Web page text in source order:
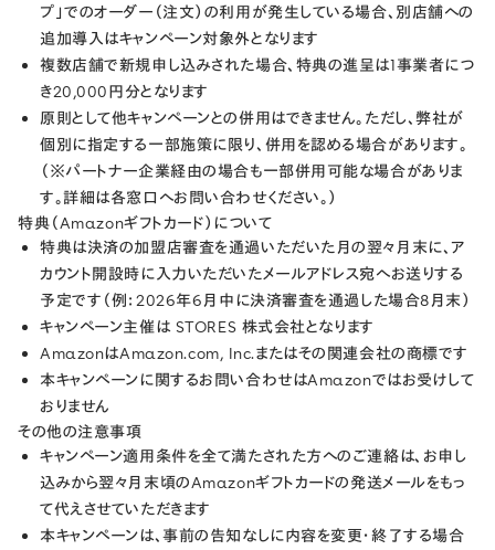
プ」でのオーダー（注文）の利用が発生している場合、別店舗への
追加導入はキャンペーン対象外となります
複数店舗で新規申し込みされた場合、特典の進呈は1事業者につ
き20,000円分となります
原則として他キャンペーンとの併用はできません。ただし、弊社が
個別に指定する一部施策に限り、併用を認める場合があります。
（※パートナー企業経由の場合も一部併用可能な場合がありま
す。詳細は各窓口へお問い合わせください。）
特典（Amazonギフトカード）について
特典は決済の加盟店審査を通過いただいた月の翌々月末に、ア
カウント開設時に入力いただいたメールアドレス宛へお送りする
予定です（例：2026年6月中に決済審査を通過した場合8月末）
キャンペーン主催は STORES 株式会社となります
AmazonはAmazon.com, Inc.またはその関連会社の商標です
本キャンペーンに関するお問い合わせはAmazonではお受けして
おりません
その他の注意事項
キャンペーン適用条件を全て満たされた方へのご連絡は、お申し
込みから翌々月末頃のAmazonギフトカードの発送メールをもっ
て代えさせていただきます
本キャンペーンは、事前の告知なしに内容を変更・終了する場合